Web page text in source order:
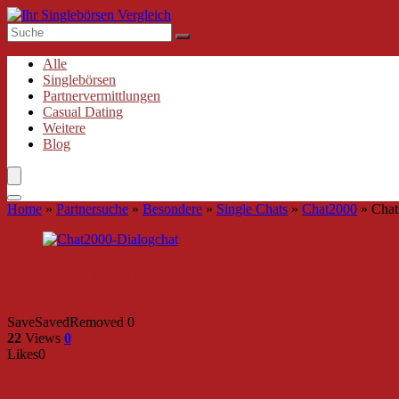
Alle
Singlebörsen
Partnervermittlungen
Casual Dating
Weitere
Blog
Home » Partnersuche » Besondere » Single Chats » Chat2000 »
SaveSavedRemoved 0
22 Views 0
Likes0